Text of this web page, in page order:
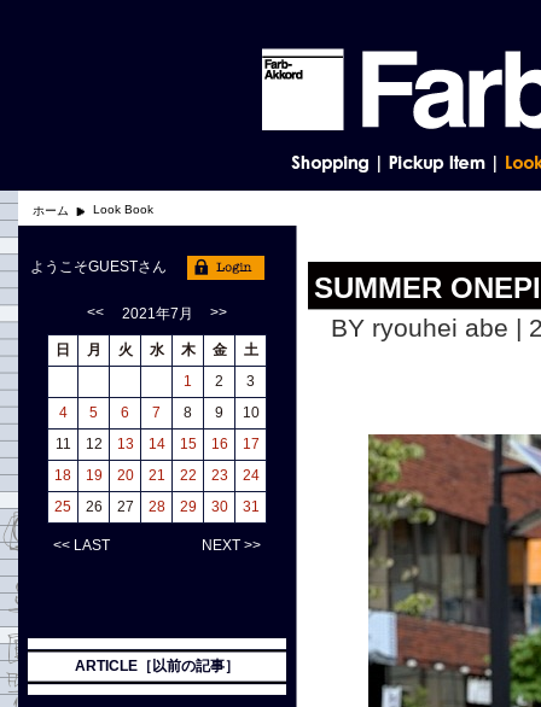
ホーム Look Book
SUMMER
BY ryouhei abe |
ようこそGUESTさん
<< 2021年7月 >>
日 月 火 水 木 金
土
1
2
3
4
5 6 7 8 9
10
11
12 13 14 15 16
17
18
19 20 21 22 23
24
25
26 27 28 29 30 31
<< LAST NEXT >>
ARTICLE［以前の記事］